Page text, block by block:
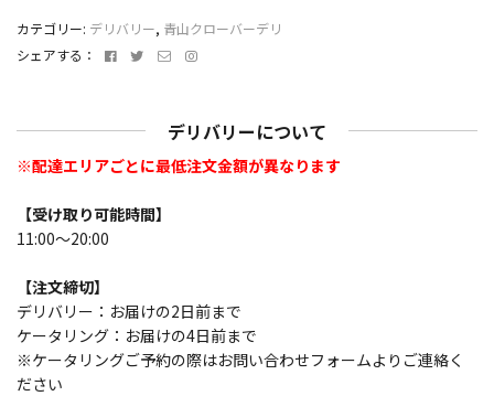
ロ
バ
テ
ー
-
円
/
1
人
個
カテゴリー: デリバリー, 青山クローバーデリ
シェアする：
FacebookTwitter
メ
ド
レ
ス
Instagram
デリバリーについて
※配達エリアごとに最低注文金額が異なります
【受け取り可能時間】
11:00～20:00
【注文締切】
デリバリー：お届けの2日前まで
ケータリング：お届けの4日前まで
※ケータリングご予約の際はお問い合わせフォームよりご連絡く
ださい